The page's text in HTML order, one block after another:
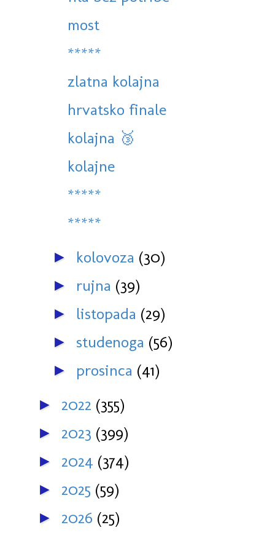
most
*****
zlatna kolajna
hrvatsko finale
kolajna 🥉
kolajne
*****
*****
► kolovoza (30)
► rujna (39)
► listopada (29)
► studenoga (56)
► prosinca (41)
► 2022 (355)
► 2023 (399)
► 2024 (374)
► 2025 (59)
► 2026 (25)